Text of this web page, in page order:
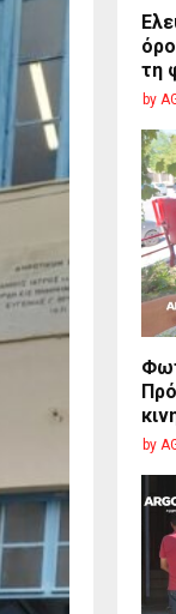
τη
by
by